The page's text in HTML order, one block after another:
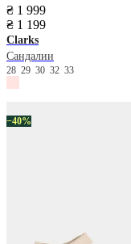
₴ 1 999
₴ 1 199
Clarks
Сандалии
28 29 30 32 33
−40%